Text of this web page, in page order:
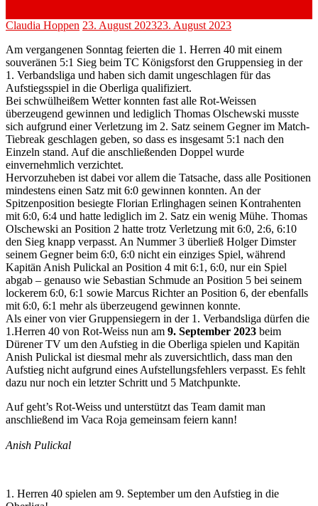
Claudia Hoppen 23. August 202323. August 2023
Am vergangenen Sonntag feierten die 1. Herren 40 mit einem
souveränen 5:1 Sieg beim TC Königsforst den Gruppensieg in der
1. Verbandsliga und haben sich damit ungeschlagen für das
Aufstiegsspiel in die Oberliga qualifiziert.
Bei schwülheißem Wetter konnten fast alle Rot-Weissen
überzeugend gewinnen und lediglich Thomas Olschewski musste
sich aufgrund einer Verletzung im 2. Satz seinem Gegner im Match-
Tiebreak geschlagen geben, so dass es insgesamt 5:1 nach den
Einzeln stand. Auf die anschließenden Doppel wurde
einvernehmlich verzichtet.
Hervorzuheben ist dabei vor allem die Tatsache, dass alle Positionen
mindestens einen Satz mit 6:0 gewinnen konnten. An der
Spitzenposition besiegte Florian Erlinghagen seinen Kontrahenten
mit 6:0, 6:4 und hatte lediglich im 2. Satz ein wenig Mühe. Thomas
Olschewski an Position 2 hatte trotz Verletzung mit 6:0, 2:6, 6:10
den Sieg knapp verpasst. An Nummer 3 überließ Holger Dimster
seinem Gegner beim 6:0, 6:0 nicht ein einziges Spiel, während
Kapitän Anish Pulickal an Position 4 mit 6:1, 6:0, nur ein Spiel
abgab – genauso wie Sebastian Schmude an Position 5 bei seinem
lockerem 6:0, 6:1 sowie Marcus Richter an Position 6, der ebenfalls
mit 6:0, 6:1 mehr als überzeugend gewinnen konnte.
Als einer von vier Gruppensiegern in der 1. Verbandsliga dürfen die
1.Herren 40 von Rot-Weiss nun am 9. September 2023 beim
Dürener TV um den Aufstieg in die Oberliga spielen und Kapitän
Anish Pulickal ist diesmal mehr als zuversichtlich, dass man den
Aufstieg nicht aufgrund eines Aufstellungsfehlers verpasst. Es fehlt
dazu nur noch ein letzter Schritt und 5 Matchpunkte.
Auf geht’s Rot-Weiss und unterstützt das Team damit man
anschließend im Vaca Roja gemeinsam feiern kann!
Anish Pulickal
1. Herren 40 spielen am 9. September um den Aufstieg in die